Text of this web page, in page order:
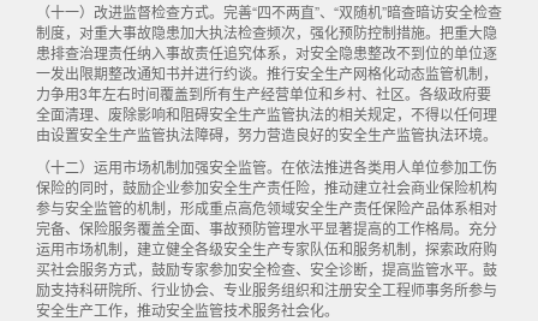
（十一）改进监督检查方式。完善“四不两直”、“双随机”暗查暗访安全检查
制度，对重大事故隐患加大执法检查频次，强化预防控制措施。把重大隐
患排查治理责任纳入事故责任追究体系，对安全隐患整改不到位的单位逐
一发出限期整改通知书并进行约谈。推行安全生产网格化动态监管机制，
力争用3年左右时间覆盖到所有生产经营单位和乡村、社区。各级政府要
全面清理、废除影响和阻碍安全生产监管执法的相关规定，不得以任何理
由设置安全生产监管执法障碍，努力营造良好的安全生产监管执法环境。
（十二）运用市场机制加强安全监管。在依法推进各类用人单位参加工伤
保险的同时，鼓励企业参加安全生产责任险，推动建立社会商业保险机构
参与安全监管的机制，形成重点高危领域安全生产责任保险产品体系相对
完备、保险服务覆盖全面、事故预防管理水平显著提高的工作格局。充分
运用市场机制，建立健全各级安全生产专家队伍和服务机制，探索政府购
买社会服务方式，鼓励专家参加安全检查、安全诊断，提高监管水平。鼓
励支持科研院所、行业协会、专业服务组织和注册安全工程师事务所参与
安全生产工作，推动安全监管技术服务社会化。